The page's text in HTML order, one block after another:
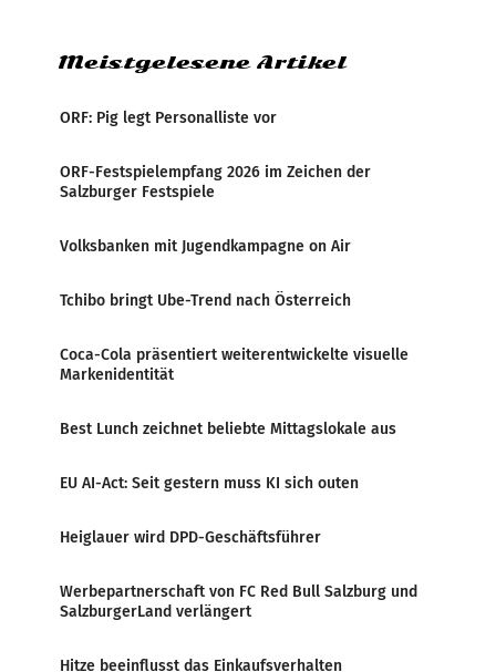
Meistgelesene Artikel
ORF: Pig legt Personalliste vor
ORF-Festspielempfang 2026 im Zeichen der
Salzburger Festspiele
Volksbanken mit Jugendkampagne on Air
Tchibo bringt Ube-Trend nach Österreich
Coca-Cola präsentiert weiterentwickelte visuelle
Markenidentität
Best Lunch zeichnet beliebte Mittagslokale aus
EU AI-Act: Seit gestern muss KI sich outen
Heiglauer wird DPD-Geschäftsführer
Werbepartnerschaft von FC Red Bull Salzburg und
SalzburgerLand verlängert
Hitze beeinflusst das Einkaufsverhalten